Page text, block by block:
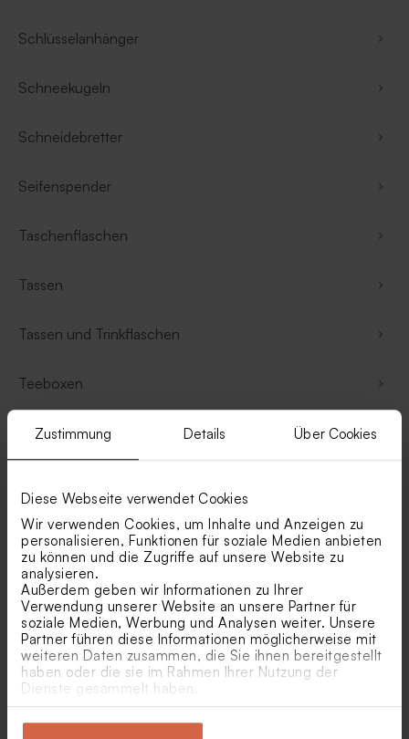
Zustimmung Details Über Cookies
Diese Webseite verwendet Cookies
Wir verwenden Cookies, um Inhalte und Anzeigen zu
personalisieren, Funktionen für soziale Medien anbieten
zu können und die Zugriffe auf unsere Website zu
analysieren.
Außerdem geben wir Informationen zu Ihrer
Verwendung unserer Website an unsere Partner für
soziale Medien, Werbung und Analysen weiter. Unsere
Partner führen diese Informationen möglicherweise mit
weiteren Daten zusammen, die Sie ihnen bereitgestellt
haben oder die sie im Rahmen Ihrer Nutzung der
Dienste gesammelt haben.
Schlüsselanhänger
Schneekugeln
Schneidebretter
Seifenspender
Taschenflaschen
Tassen
Tassen und Trinkflaschen
Teeboxen
Tragetaschen
Bedruckte Warnwesten
Weihnachtskugeln
Wein-Sets
Weinkisten
Trinkflaschen und Tassen